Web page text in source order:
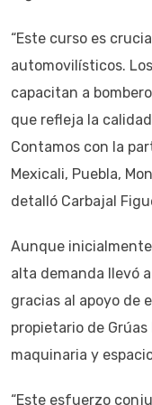
“Este curso es
automovilísticos.
capacitan a
que refleja la
Contamos con la
Mexicali, Puebla,
detalló Carbajal
Aunque
alta demanda llevó
gracias al apoyo de
propietario de
maquinaria y
“Este esfuerzo